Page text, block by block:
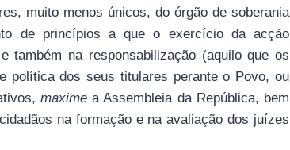
muito menos únicos, do órgão de soberania
de princípios a que o exercício da acção
também na responsabilização (aquilo que os
política dos seus titulares perante o Povo, ou
maximea Assembleia da República, bem
na formação e na avaliação dos juízes